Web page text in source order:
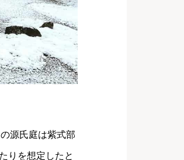
源氏庭は紫式部
りを想定したと